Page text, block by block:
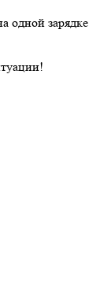
одной зарядке